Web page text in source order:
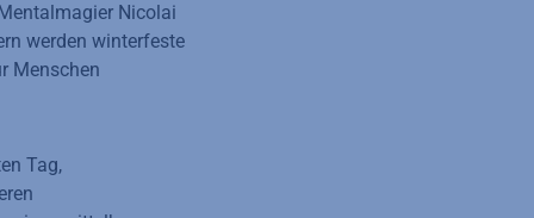
Nicolai
werden winterfeste
Menschen
Tag,